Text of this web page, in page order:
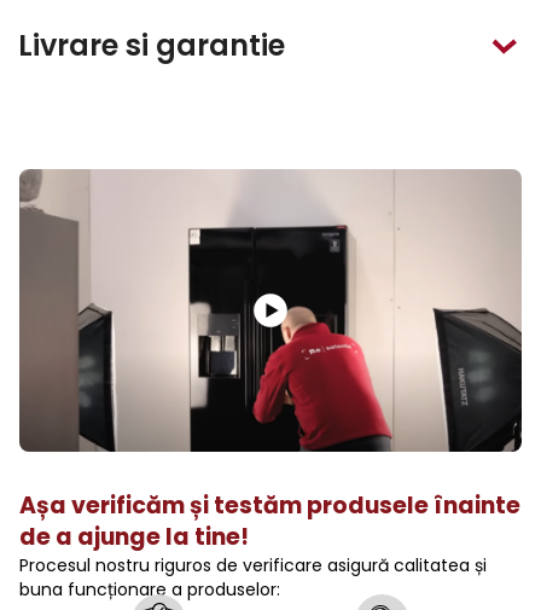
Livrare si garantie
Așa verificăm și testăm produsele înainte
de a ajunge la tine!
Procesul nostru riguros de verificare asigură calitatea și
buna funcționare a produselor: